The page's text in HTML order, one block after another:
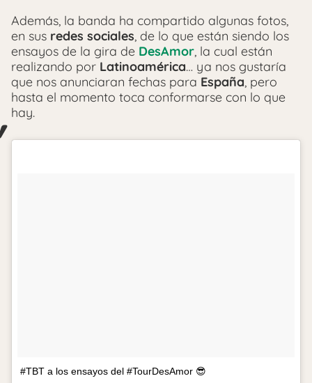
Además, la banda ha compartido algunas fotos,
en sus redes sociales, de lo que están siendo los
ensayos de la gira de DesAmor, la cual están
realizando por Latinoamérica… ya nos gustaría
que nos anunciaran fechas para España, pero
hasta el momento toca conformarse con lo que
hay.
#TBT a los ensayos del #TourDesAmor 😎